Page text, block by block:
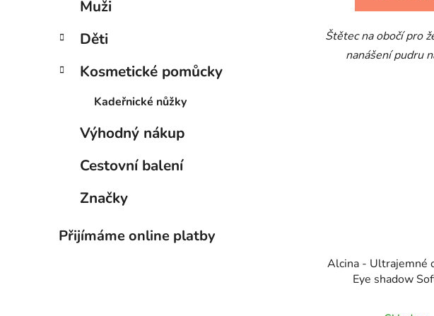
Muži
Děti
Kosmetické pomůcky
Kadeřnické nůžky
Výhodný nákup
Cestovní balení
Značky
Přijímáme online platby
Štětec na obočí pro
nanášení pudru
Alcina - Ultrajemné
Eye shadow